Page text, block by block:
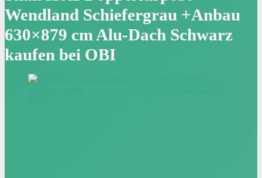
Wendland Schiefergrau +Anbau
630×879 cm Alu-Dach Schwarz
kaufen bei OBI